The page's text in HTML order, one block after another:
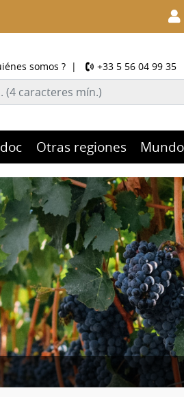
somos ?| +33 5 56 04 99 35
Otras regiones Mundo